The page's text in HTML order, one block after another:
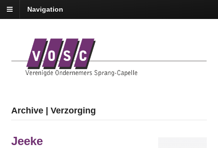
Navigation
Archive | Verzorging
Jeeke